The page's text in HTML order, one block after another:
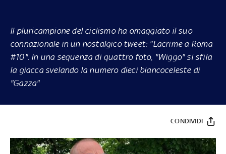
Il pluricampione del ciclismo ha omaggiato il suo
connazionale in un nostalgico tweet: "Lacrime a Roma
#10". In una sequenza di quattro foto, "Wiggo" si sfila
la giacca svelando la numero dieci biancoceleste di
"Gazza"
CONDIVIDI